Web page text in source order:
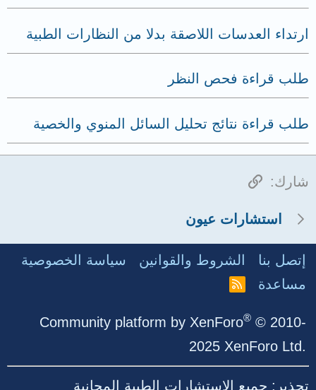
ارتداء العدسات اللاصقة بدلا من النظارات الطبية
طلب قراءة فحص النظر
طلب قراءة نتائج تحليل السائل المنوي والخصية
شارك: الرابط
استشارات عيون
إتصل بنا الشروط والقوانين
سياسة الخصوصية
مساعدة
R
Community platform by XenForo® © 2010-
2025 XenForo Ltd.
تحذير: جميع الاستشارات الطبية المجانية